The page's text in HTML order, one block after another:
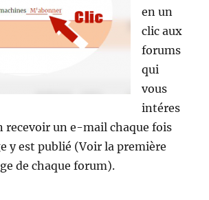
en un
clic aux
forums
qui
vous
intéres
recevoir un e-mail chaque fois
y est publié (Voir la première
de chaque forum).